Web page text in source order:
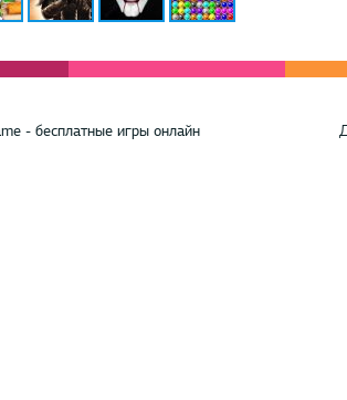
- бесплатные игры онлайн